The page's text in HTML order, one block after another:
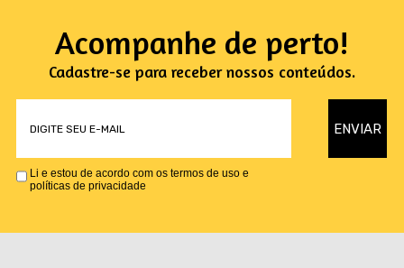
Acompanhe de perto!
Cadastre-se para receber nossos conteúdos.
Li e estou de acordo com os termos de uso e
políticas de privacidade